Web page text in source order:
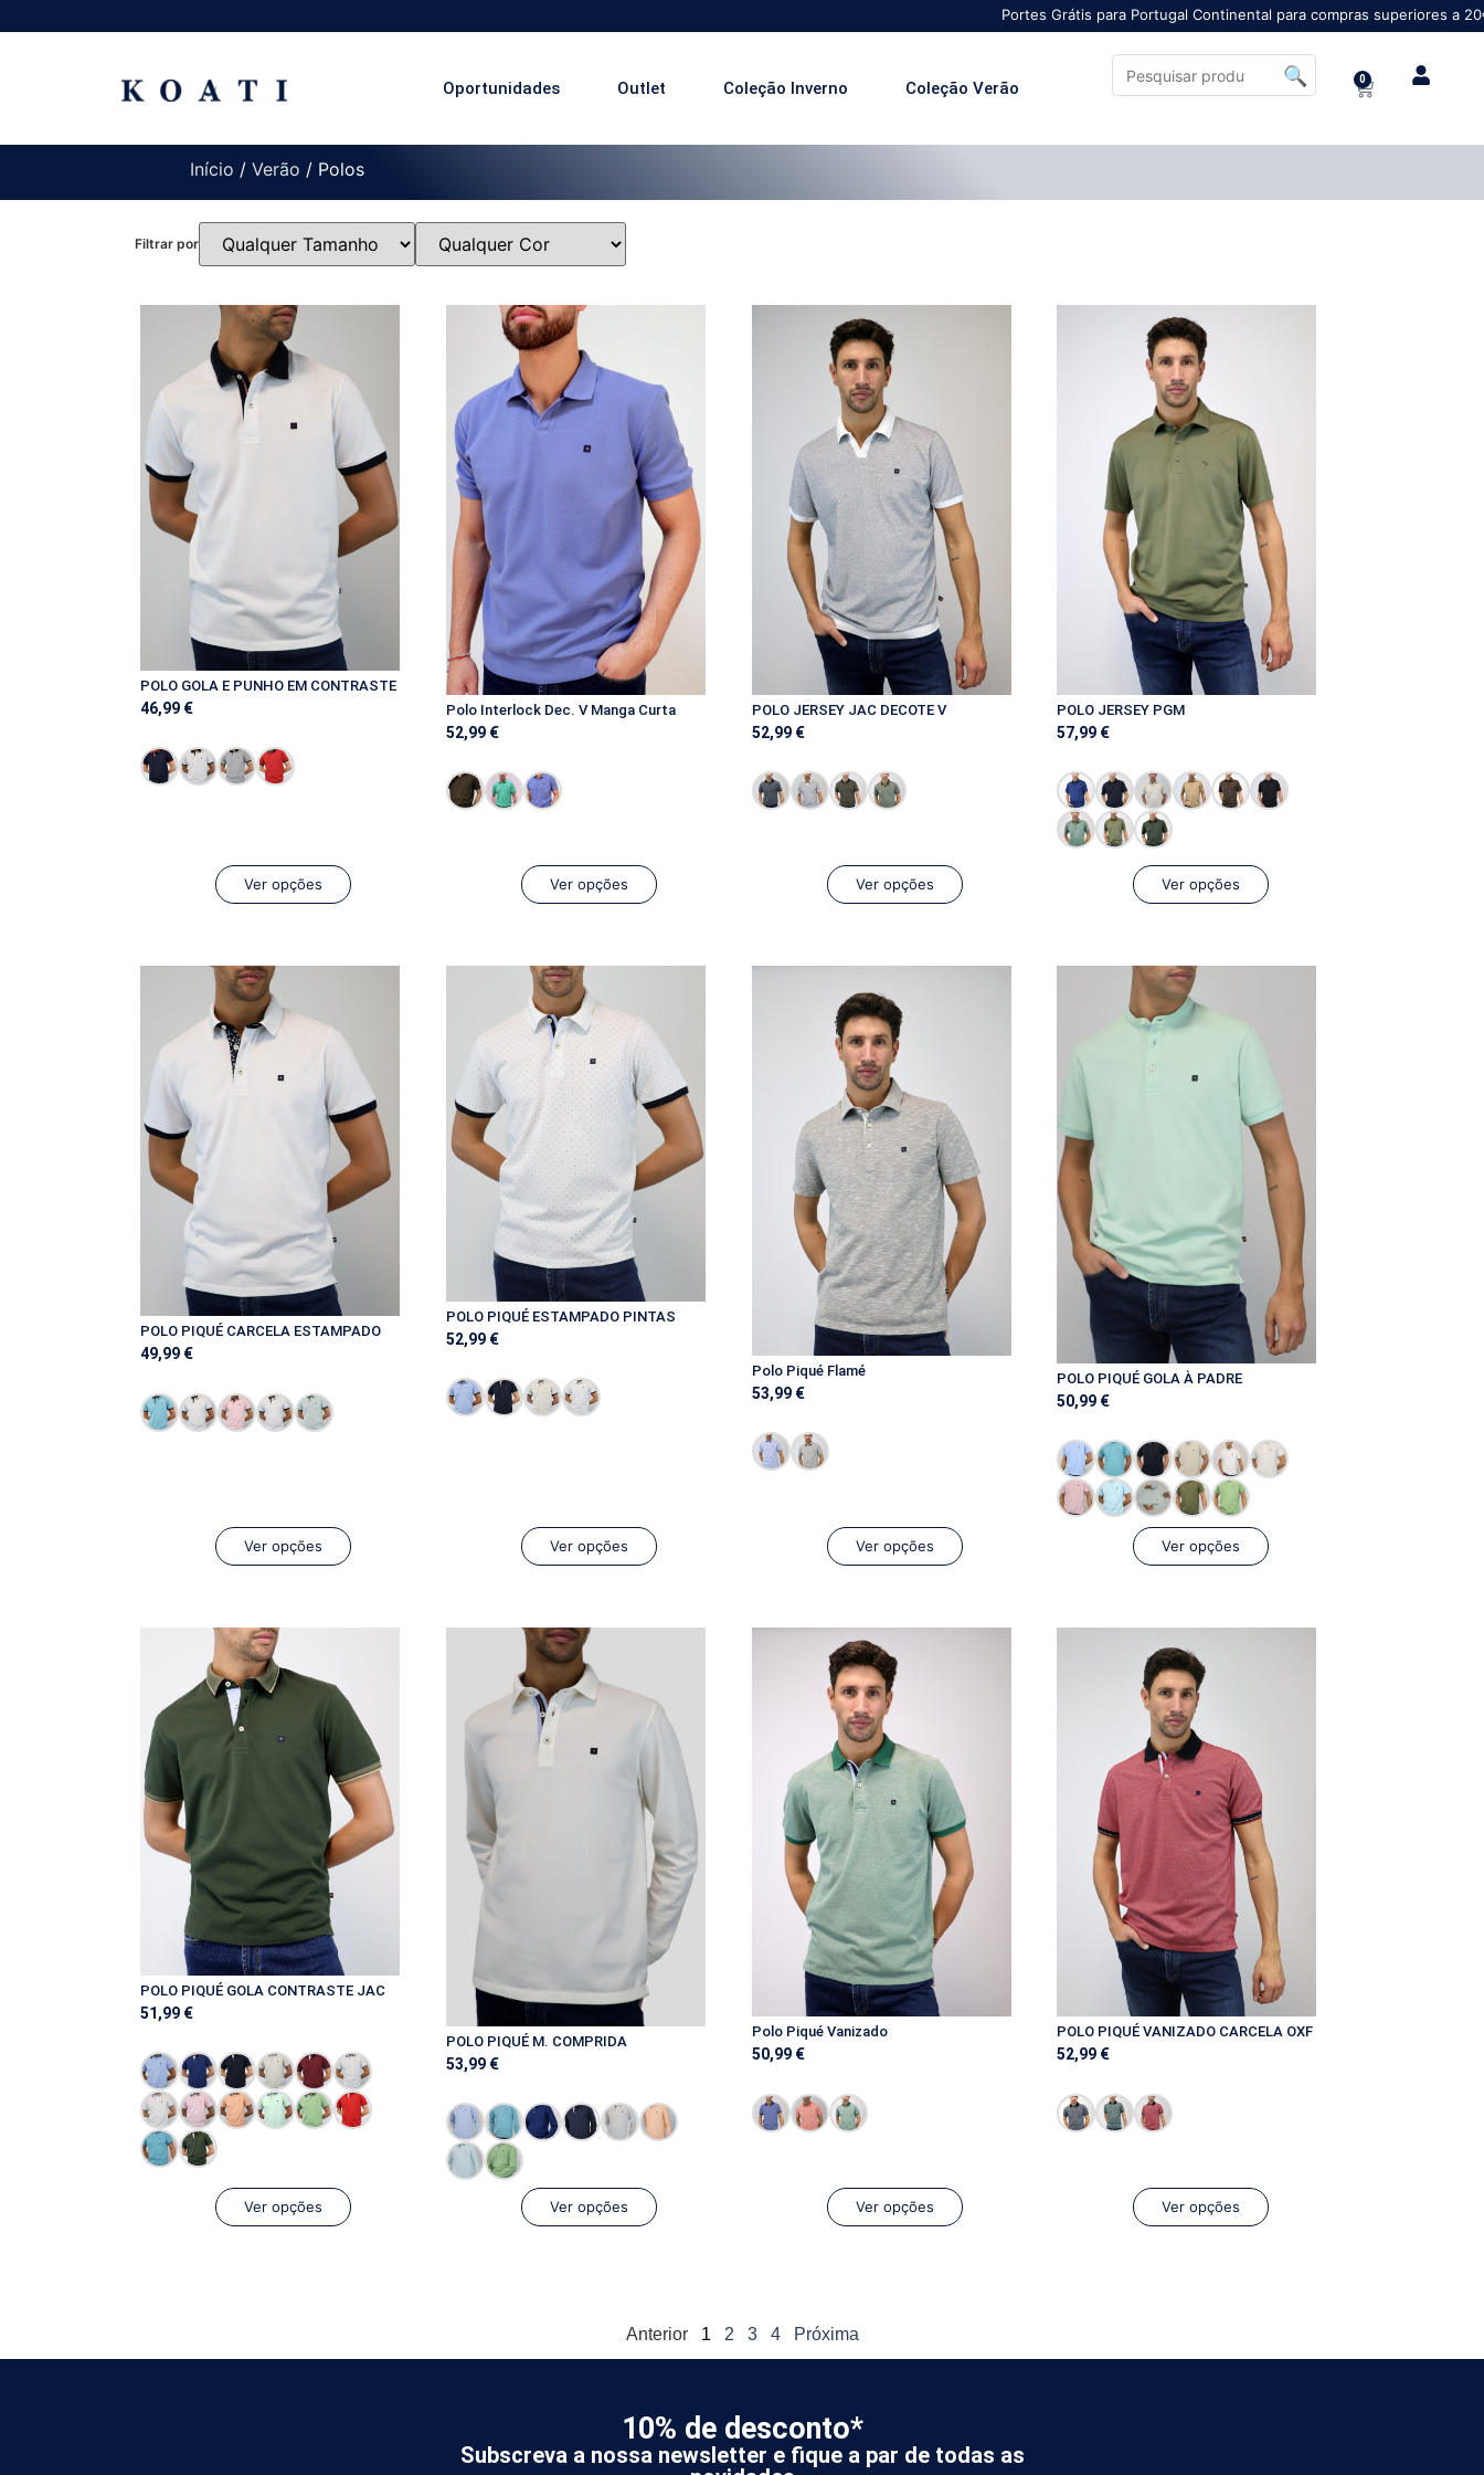
Portes Grátis para Portugal Continental para compras superiores a 20€
Oportunidades Outlet Coleção Inverno Coleção Verão 0
Início / Verão / Polos
Filtrar por
POLO GOLA E PUNHO EM CONTRASTE
46,99 €
Ver opções
Polo Interlock Dec. V Manga Curta
52,99 €
Ver opções
POLO JERSEY JAC DECOTE V
52,99 €
Ver opções
POLO JERSEY PGM
57,99 €
Ver opções
POLO PIQUÉ CARCELA ESTAMPADO
49,99 €
Ver opções
POLO PIQUÉ ESTAMPADO PINTAS
52,99 €
Ver opções
Polo Piqué Flamé
53,99 €
Ver opções
POLO PIQUÉ GOLA À PADRE
50,99 €
Ver opções
POLO PIQUÉ GOLA CONTRASTE JAC
51,99 €
Ver opções
POLO PIQUÉ M. COMPRIDA
53,99 €
Ver opções
Polo Piqué Vanizado
50,99 €
Ver opções
POLO PIQUÉ VANIZADO CARCELA OXF
52,99 €
Ver opções
Anterior 1 2 3 4 Próxima
10% de desconto*
Subscreva a nossa newsletter e fique a par de todas as